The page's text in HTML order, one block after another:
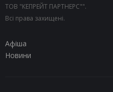
ТОВ "КЕПРЕЙТ ПАРТНЕРС"".
Всі права захищені.
Афіша
Новини